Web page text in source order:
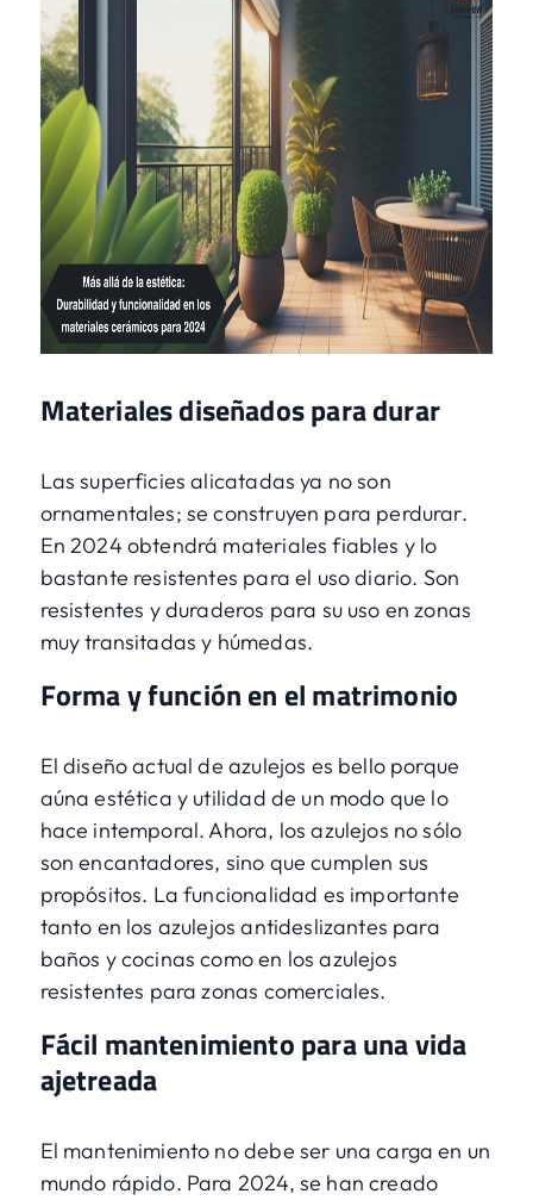
Materiales diseñados para durar
Las superficies alicatadas ya no son
ornamentales; se construyen para perdurar.
En 2024 obtendrá materiales fiables y lo
bastante resistentes para el uso diario. Son
resistentes y duraderos para su uso en zonas
muy transitadas y húmedas.
Forma y función en el matrimonio
El diseño actual de azulejos es bello porque
aúna estética y utilidad de un modo que lo
hace intemporal. Ahora, los azulejos no sólo
son encantadores, sino que cumplen sus
propósitos. La funcionalidad es importante
tanto en los azulejos antideslizantes para
baños y cocinas como en los azulejos
resistentes para zonas comerciales.
Fácil mantenimiento para una vida
ajetreada
El mantenimiento no debe ser una carga en un
mundo rápido. Para 2024, se han creado